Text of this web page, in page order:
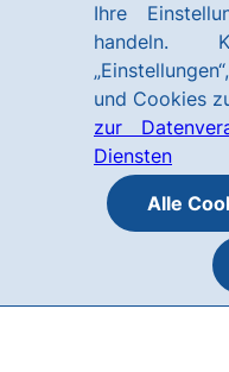
Ihre
handeln.
und Cookies
zur
Diensten
Alle